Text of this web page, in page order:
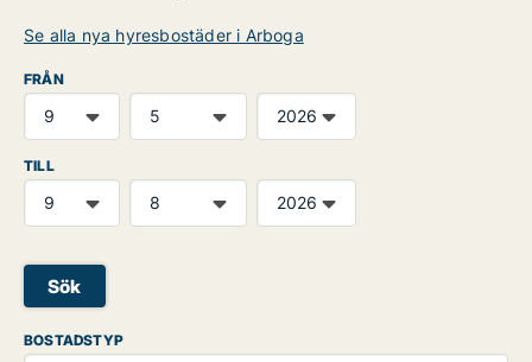
Se alla nya hyresbostäder i Arboga
FRÅN
TILL
Sök
BOSTADSTYP